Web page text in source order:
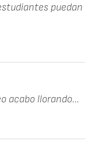
acabo llorando...